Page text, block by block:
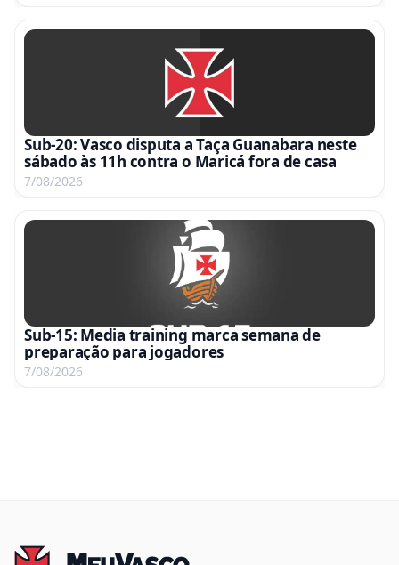
Sub-20: Vasco disputa a Taça Guanabara neste
sábado às 11h contra o Maricá fora de casa
7/08/2026
Sub-15: Media training marca semana de
preparação para jogadores
7/08/2026